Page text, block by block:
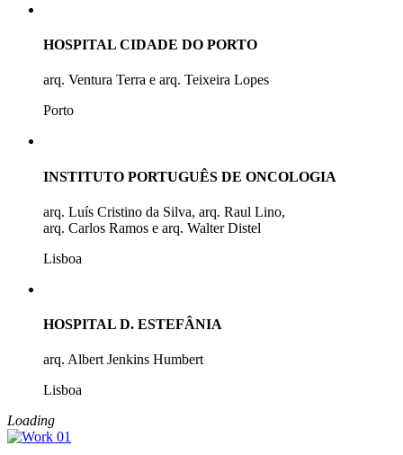
HOSPITAL CIDADE DO PORTO
arq. Ventura Terra e arq. Teixeira Lopes
Porto
INSTITUTO PORTUGUÊS DE ONCOLOGIA
arq. Luís Cristino da Silva, arq. Raul Lino,
arq. Carlos Ramos e arq. Walter Distel
Lisboa
HOSPITAL D. ESTEFÂNIA
arq. Albert Jenkins Humbert
Lisboa
Loading